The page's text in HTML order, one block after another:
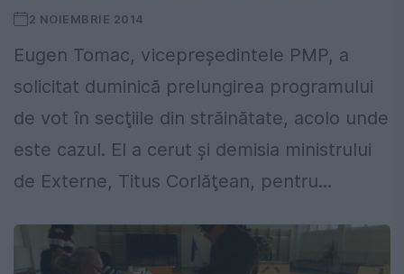
2 NOIEMBRIE 2014
Eugen Tomac, vicepreşedintele PMP, a
solicitat duminică prelungirea programului
de vot în secţiile din străinătate, acolo unde
este cazul. El a cerut şi demisia ministrului
de Externe, Titus Corlăţean, pentru...